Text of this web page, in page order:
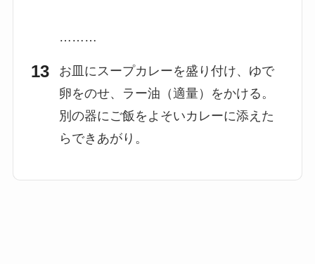
………
お皿にスープカレーを盛り付け、ゆで
卵をのせ、ラー油（適量）をかける。
別の器にご飯をよそいカレーに添えた
らできあがり。